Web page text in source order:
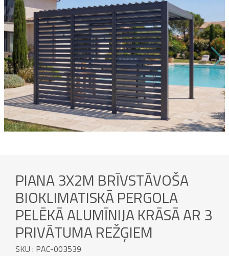
PIANA 3X2M BRĪVSTĀVOŠA
BIOKLIMATISKĀ PERGOLA
PELĒKĀ ALUMĪNIJA KRĀSĀ AR 3
PRIVĀTUMA REŽĢIEM
SKU : PAC-003539